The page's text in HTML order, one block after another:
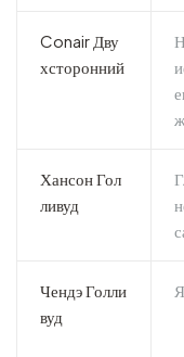
Conair Дву
хсторонний
Хансон Гол
ливуд
Чендэ Голли
вуд